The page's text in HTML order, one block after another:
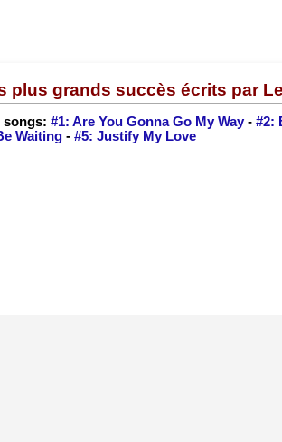
plus grands succès écrits par
songs: #1: Are You Gonna Go My Way - #2:
Waiting - #5: Justify My Love